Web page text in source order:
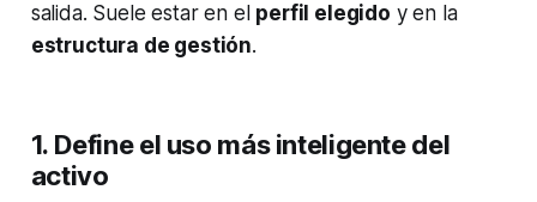
salida. Suele estar en el perfil elegido y en la
estructura de gestión.
1. Define el uso más inteligente del
activo